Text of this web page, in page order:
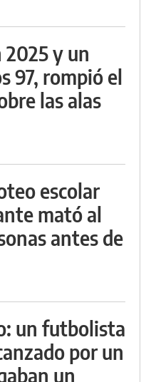
2025 y un
97, rompió el
las alas
escolar
mató al
antes de
un futbolista
por un
un